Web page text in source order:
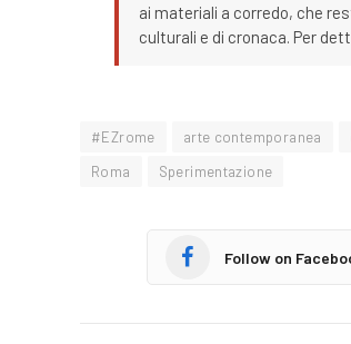
ai materiali a corredo, che
culturali e di cronaca. Per
#EZrome arte contemporanea
Roma
Sperimentazione
Follow on